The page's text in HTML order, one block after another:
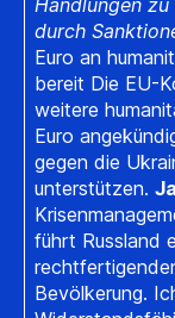
durch
Euro an
bereit Die EU-
weitere
Euro
gegen die
unterstützen.
führt Russland
Bevölkerung.